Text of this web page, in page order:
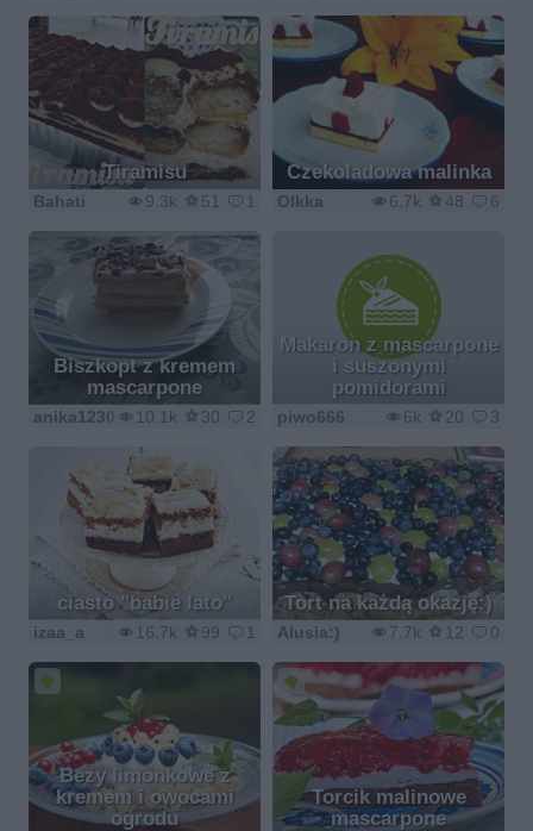
Tiramisu
9.3k 51 1
Bahati
Czekoladowa malinka
6.7k 48 6
Olkka
Biszkopt z kremem
mascarpone
10.1k 30 2
anika1230
Makaron z mascarpone
i suszonymi
pomidorami
6k 20 3
piwo666
ciasto "babie lato"
16.7k 99 1
izaa_a
Tort na każdą okazję:)
7.7k 12 0
Alusia:)
Bezy limonkowe z
kremem i owocami
ogrodu
Torcik malinowe
mascarpone